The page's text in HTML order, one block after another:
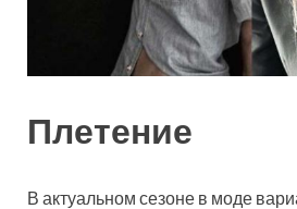
Плетение
В актуальном сезоне в моде